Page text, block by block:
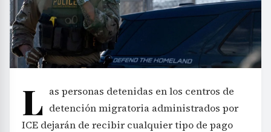
L as personas detenidas en los centros de
detención migratoria administrados por
ICE dejarán de recibir cualquier tipo de pago